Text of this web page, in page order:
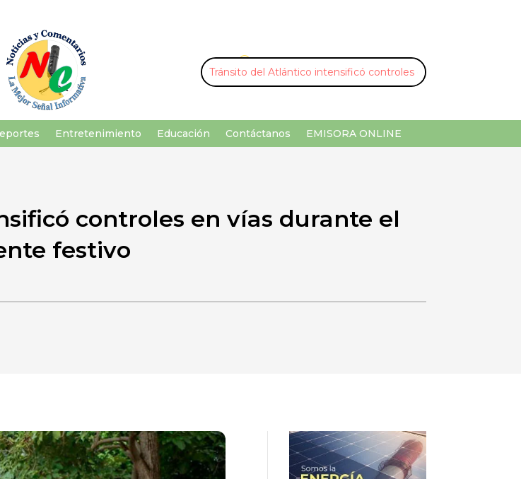
U ¡Buscar por palabra clave!
Entretenimiento Educación Contáctanos EMISORA ONLINE
controles en vías durante el
festivo